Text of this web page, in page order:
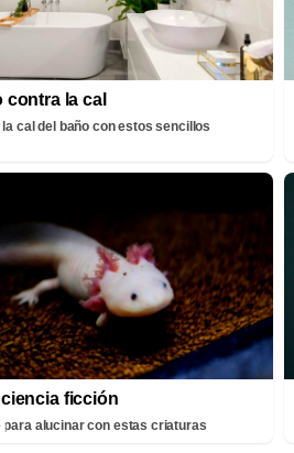
contra la cal
la cal del baño con estos sencillos
ciencia ficción
para alucinar con estas criaturas